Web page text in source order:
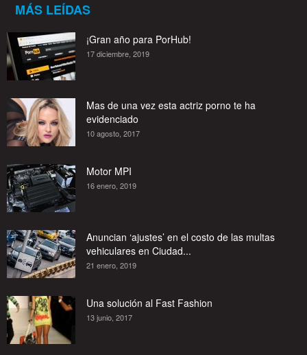
MÁS LEÍDAS
¡Gran año para PorHub!
17 diciembre, 2019
Mas de una vez esta actriz porno te ha
evidenciado
10 agosto, 2017
Motor MPI
16 enero, 2019
Anuncian ‘ajustes’ en el costo de las multas
vehiculares en Ciudad...
21 enero, 2019
Una solución al Fast Fashion
13 junio, 2017